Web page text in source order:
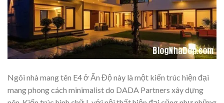
Ngôi nhà mang tên E4 ở Ấn Độ này là một kiến trúc hiện đại
mang phong cách minimalist do DADA Partners xây dựng